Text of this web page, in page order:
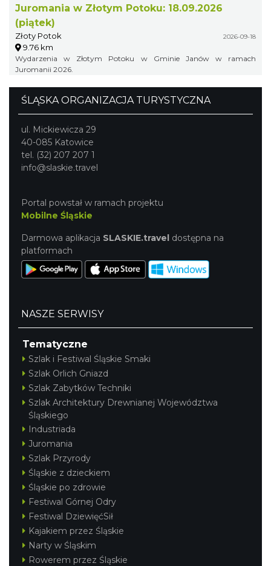
Juromania w Złotym Potoku: 18.09.2026
(piątek)
Złoty Potok 2026-09-18
9.76 km
Wydarzenia w Złotym Potoku w Gminie Janów w ramach
Juromanii 2026.
ŚLĄSKA ORGANIZACJA TURYSTYCZNA
ul. Mickiewicza 29
40-085 Katowice
tel. (32) 207 207 1
info@slaskie.travel
Portal powstał w ramach projektu
Mobilne Śląskie
Darmowa aplikacja SLASKIE.travel dostępna na
platformach
NASZE SERWISY
Tematyczne
Szlak i Festiwal Śląskie Smaki
Szlak Orlich Gniazd
Szlak Zabytków Techniki
Szlak Architektury Drewnianej Województwa
Śląskiego
Industriada
Juromania
Szlak Przyrody
Śląskie z dzieckiem
Śląskie po zdrowie
Festiwal Górnej Odry
Festiwal DziewięćSił
Kajakiem przez Śląskie
Narty w Śląskim
Rowerem przez Śląskie